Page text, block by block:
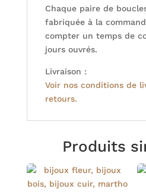
Chaque paire de
fabriquée à la
compter un temps de
jours ouvrés.
Livraison :
Voir nos conditions de
retours.
Produits